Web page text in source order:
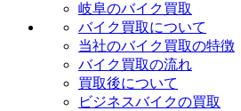
岐阜のバイク買取
バイク買取について
当社のバイク買取の特徴
バイク買取の流れ
買取後について
ビジネスバイクの買取